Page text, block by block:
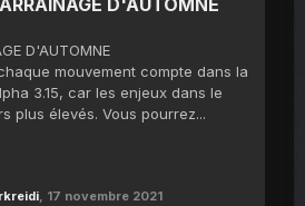
D'AUTOMNE
D'AUTOMNE
mouvement compte dans la
3.15, car les enjeux dans le
plus élevés. Vous pourrez...
, 17 novembre 2021